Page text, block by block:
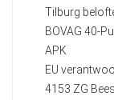
Tilburg
BOVAG 40-
APK
EU
4153 ZG